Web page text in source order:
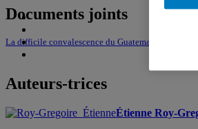
Documents joints
La difficile convalescence du Guatemala
Auteurs-trices
Étienne Roy-